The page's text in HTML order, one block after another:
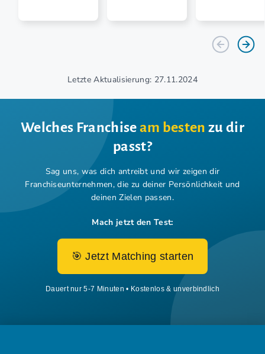
Letzte Aktualisierung: 27.11.2024
Welches Franchiseam besten zu dir
passt?
Sag uns, was dich antreibt und wir zeigen dir
Franchiseunternehmen, die zu deiner Persönlichkeit und
deinen Zielen passen.
Mach jetzt den Test:
🎯 Jetzt Matching starten
Dauert nur 5-7 Minuten • Kostenlos & unverbindlich